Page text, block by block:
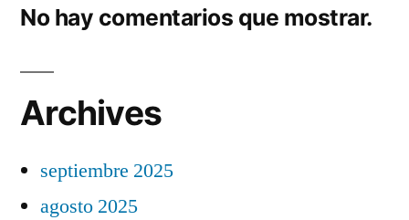
No hay comentarios que mostrar.
Archives
septiembre 2025
agosto 2025